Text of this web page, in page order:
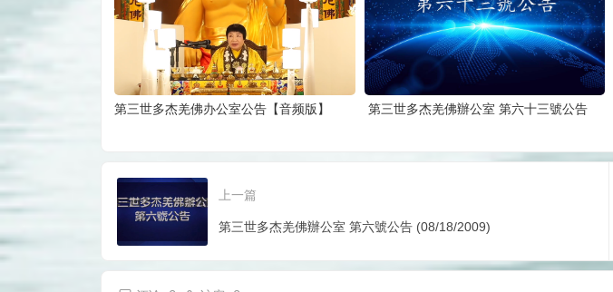
第三世多杰羌佛办公室公告【音频版】 第三世多杰羌佛辦公室 第六十三號公告
上一篇
第三世多杰羌佛辦公室 第六號公告 (08/18/2009)